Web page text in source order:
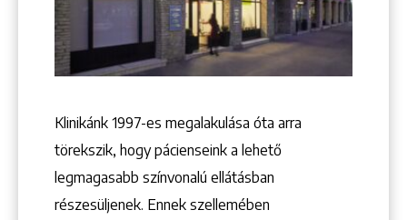
+36 1 222 7250
+36 1 222 9150
1148 Budapest, Örs vezér tere 2.
Klinikánk 1997-­es megalakulása óta arra
törekszik, hogy pácienseink a lehető
legmagasabb színvonalú ellátásban
részesüljenek. Ennek szellemében